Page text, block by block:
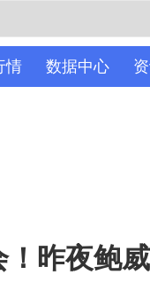
情 数据中心
昨夜鲍